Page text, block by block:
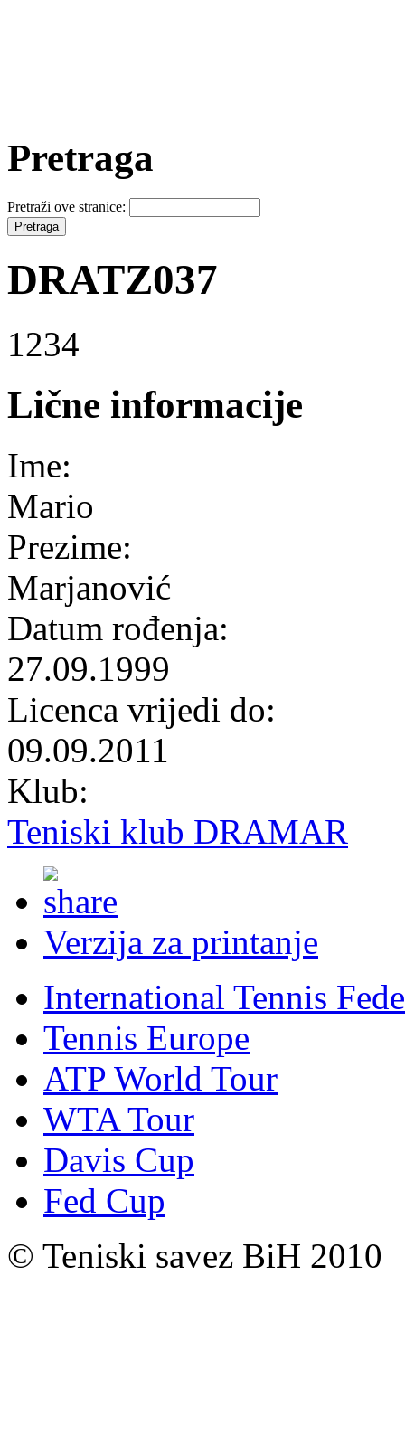
Pretraga
Pretraži ove stranice:
DRATZ037
1234
Lične informacije
Ime:
Mario
Prezime:
Marjanović
Datum rođenja:
27.09.1999
Licenca vrijedi do:
09.09.2011
Klub:
Teniski klub DRAMAR
Verzija za printanje
International Tennis
Tennis Europe
ATP World Tour
WTA Tour
Davis Cup
Fed Cup
© Teniski savez BiH 2010